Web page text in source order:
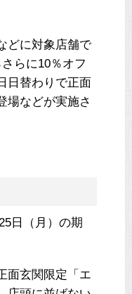
どに対象店舗で
らに10％オフ
日替わりで正面
場などが実施さ
日（月）の期
面玄関限定「エ